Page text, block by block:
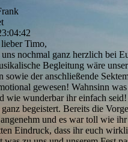
Timo,
nochmal ganz herzlich bei
Begleitung wäre
sowie der anschließende
gewesen! Wahnsinn
wie wunderbar ihr einfach
begeistert. Bereits die
und es war toll wie
Eindruck, dass ihr euch